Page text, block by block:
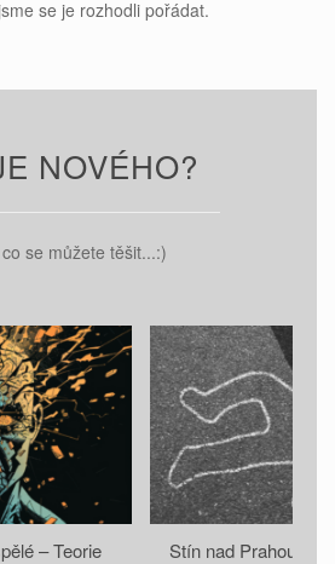
se je rozhodli pořádat.
NOVÉHO?
se můžete těšit...:)
– Teorie
Stín nad Prahou je